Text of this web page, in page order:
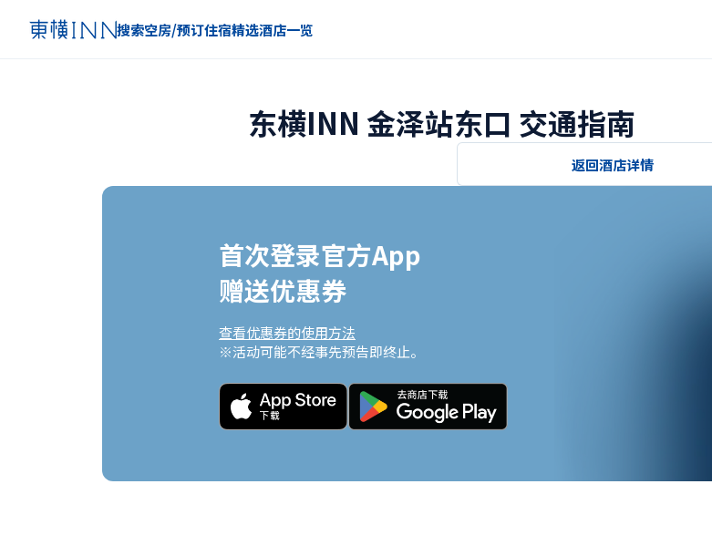
搜索空房/预订住宿精选酒店一览
东横INN 金泽站东口 交通指南
返回酒店详情
首次登录官方App
赠送优惠券
查看优惠券的使用方法
※活动可能不经事先预告即终止。